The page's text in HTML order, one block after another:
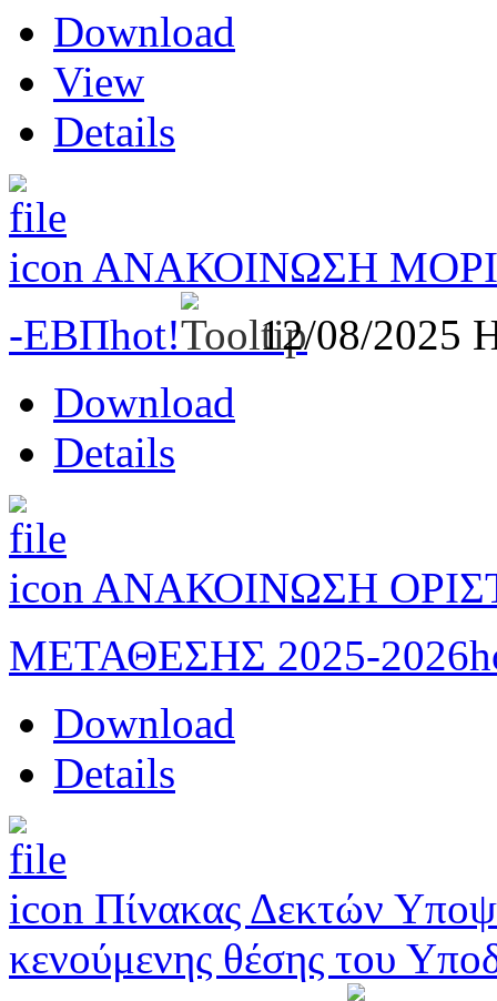
Download
View
Details
ΑΝΑΚΟΙΝΩΣΗ
-ΕΒΠhot! 12/08/2025
Download
Details
ΑΝΑΚΟΙΝΩΣΗ
ΜΕΤΑΘΕΣΗΣ 2025-2026
Download
Details
Πίνακας Δεκτών
κενούμενης θέσης του